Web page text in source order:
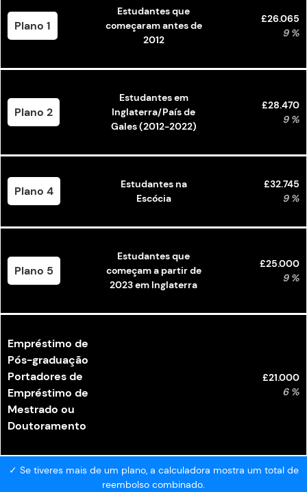
Plano 1
Estudantes que
começaram antes de
2012
£26.065
9 %
Plano 2
Estudantes em
Inglaterra/País de
Gales (2012-2022)
£28.470
9 %
Plano 4
Estudantes na
Escócia
£32.745
9 %
Plano 5
Estudantes que
começam a partir de
2023 em Inglaterra
£25.000
9 %
Empréstimo de
Pós-graduação
Portadores de
Empréstimo de
Mestrado ou
Doutoramento
£21.000
6 %
✓ Se tiveres mais de um plano, a calculadora mostra um total de
reembolso combinado.